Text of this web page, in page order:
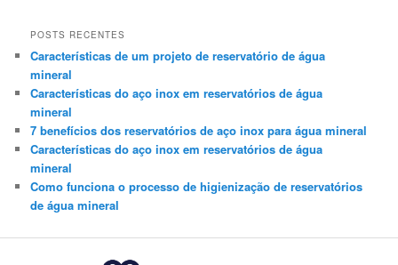
POSTS RECENTES
Características de um projeto de reservatório de água
mineral
Características do aço inox em reservatórios de água
mineral
7 benefícios dos reservatórios de aço inox para água mineral
Características do aço inox em reservatórios de água
mineral
Como funciona o processo de higienização de reservatórios
de água mineral